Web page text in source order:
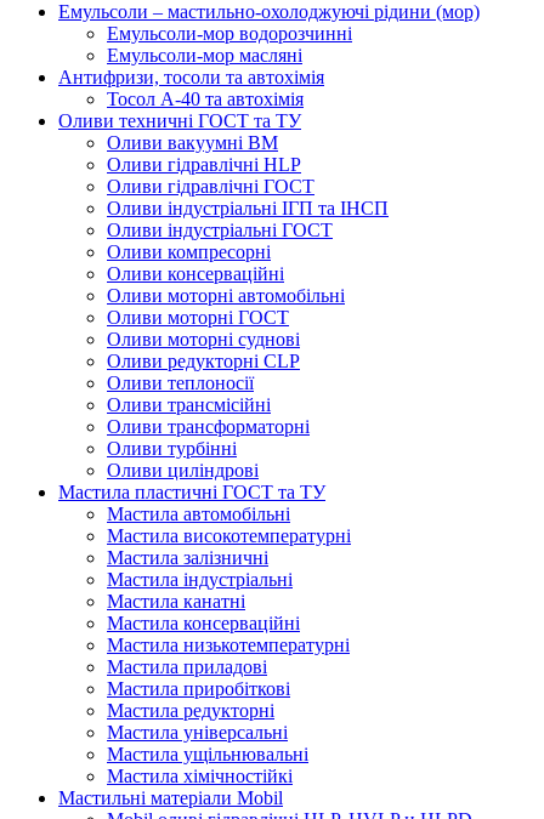
Емульсоли – мастильно-охолоджуючі рідини (мор)
Емульсоли-мор водорозчинні
Емульсоли-мор масляні
Антифризи, тосоли та автохімія
Тосол А-40 та автохімія
Оливи техничні ГОСТ та ТУ
Оливи вакуумні ВМ
Оливи гідравлічні HLP
Оливи гідравлічні ГОСТ
Оливи індустріальні ІГП та ІНСП
Оливи індустріальні ГОСТ
Оливи компресорні
Оливи консерваційні
Оливи моторні автомобільні
Оливи моторні ГОСТ
Оливи моторні суднові
Оливи редукторні CLP
Оливи теплоносії
Оливи трансмісійні
Оливи трансформаторні
Оливи турбінні
Оливи циліндрові
Мастила пластичні ГОСТ та ТУ
Мастила автомобільні
Мастила високотемпературні
Мастила залізничні
Мастила індустріальні
Мастила канатні
Мастила консерваційні
Мастила низькотемпературні
Мастила приладові
Мастила приробіткові
Мастила редукторні
Мастила універсальні
Мастила ущільнювальні
Мастила хімічностійкі
Мастильні матеріали Mobil